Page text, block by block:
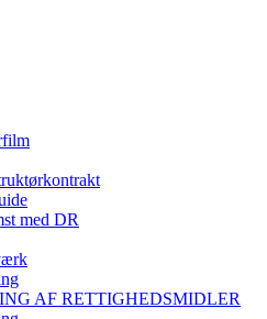
med DR
AF RETTIGHEDSMIDLER